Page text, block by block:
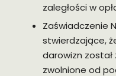
zaległości w
Zaświadczenie
stwierdzające,
darowizn
zwolnione od